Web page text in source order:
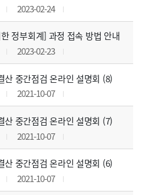
2023-02-24
정부회계] 과정 접속 방법 안내
2023-02-23
산 중간점검 온라인 설명회 (8)
2021-10-07
산 중간점검 온라인 설명회 (7)
2021-10-07
산 중간점검 온라인 설명회 (6)
2021-10-07